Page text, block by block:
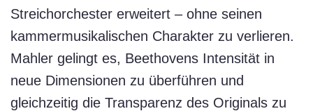
Streichorchester erweitert – ohne seinen
kammermusikalischen Charakter zu verlieren.
Mahler gelingt es, Beethovens Intensität in
neue Dimensionen zu überführen und
gleichzeitig die Transparenz des Originals zu